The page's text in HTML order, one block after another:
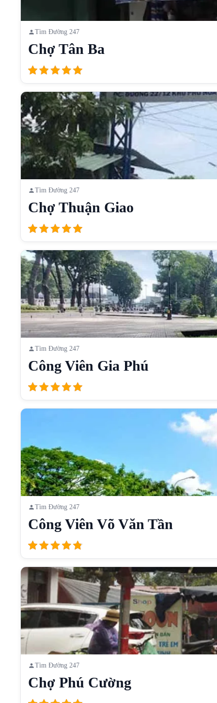
Tìm Đường 247
Chợ Tân Ba
Tìm Đường 247
Chợ Thuận Giao
Tìm Đường 247
Công Viên Gia Phú
Tìm Đường 247
Công Viên Võ Văn Tần
Tìm Đường 247
Chợ Phú Cường